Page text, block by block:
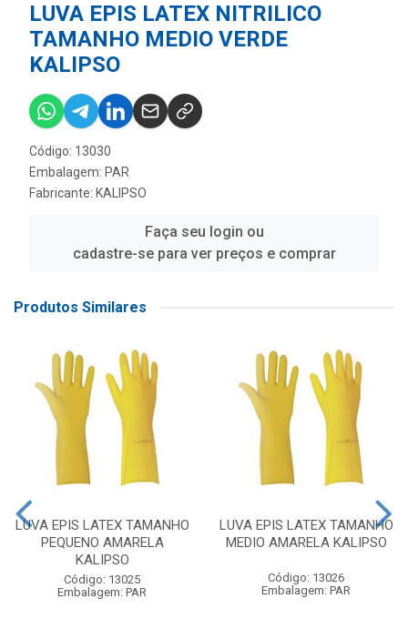
LUVA EPIS LATEX NITRILICO
TAMANHO MEDIO VERDE
KALIPSO
Código: 13030
Embalagem: PAR
Fabricante: KALIPSO
Faça seu login ou
cadastre-se para ver preços e comprar
Produtos Similares
LUVA EPIS LATEX TAMANHO
PEQUENO AMARELA
KALIPSO
Código: 13025
Embalagem: PAR
LUVA EPIS LATEX TAMANHO
MEDIO AMARELA KALIPSO
Código: 13026
Embalagem: PAR